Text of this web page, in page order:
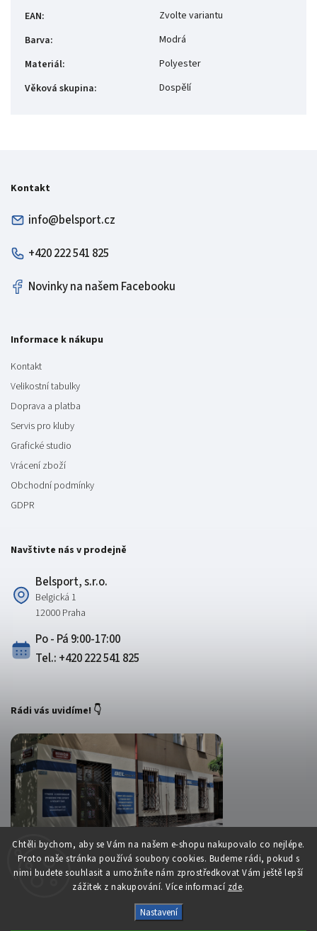
Chtěli bychom, aby se Vám na našem e-shopu nakupovalo co nejlépe.
Proto naše stránka používá soubory cookies. Budeme rádi, pokud s
nimi budete souhlasit a umožníte nám zprostředkovat Vám ještě lepší
zážitek z nakupování. Více informací zde.
Nastavení
EAN:
Zvolte variantu
Barva:
Modrá
Materiál:
Polyester
Věková skupina: Dospělí
Kontakt
info@belsport.cz
+420 222 541 825
Novinky na našem Facebooku
Informace k nákupu
Kontakt
Velikostní tabulky
Doprava a platba
Servis pro kluby
Grafické studio
Vrácení zboží
Obchodní podmínky
GDPR
Navštivte nás v prodejně
Belsport, s.r.o.
Belgická 1
12000 Praha
Po - Pá 9:00-17:00
Tel.: +420 222 541 825
Rádi vás uvidíme! 👇
Belsport.cz. Všechna práva vyhrazena.
Upravit nastavení cookies